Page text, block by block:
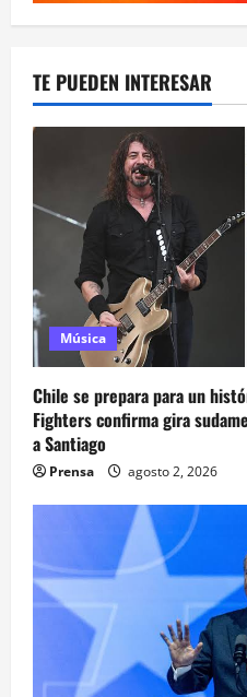
TE PUEDEN INTERESAR
Música
Chile se prepara para un
Fighters confirma gira
a Santiago
Prensa agosto 2, 2026